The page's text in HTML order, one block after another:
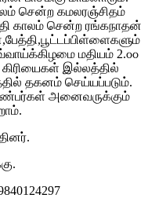
சென்ற கமலரஞ்சிதம்
காலம் சென்ற ரங்கநாதன்
மதியம் 2.௦௦
இல்லத்தில்
தகனம் செய்யப்படும்.
அனைவருக்கும்